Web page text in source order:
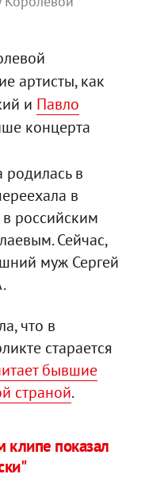
артисты, как
и Павло
концерта
в
в
российским
Сейчас,
муж Сергей
что в
старается
бывшие
страной.
клипе показал